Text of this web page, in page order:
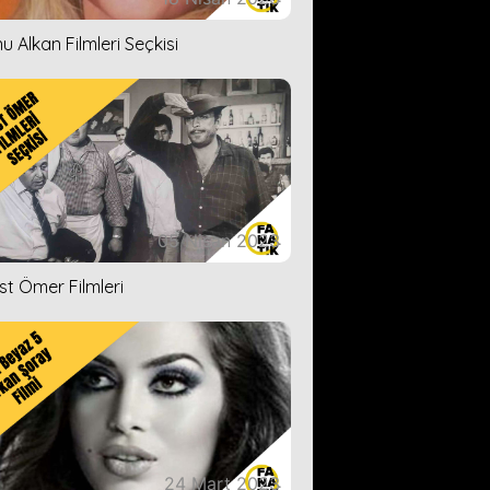
Alkan Filmleri Seçkisi
05 Nisan 2023
Ömer Filmleri
24 Mart 2023